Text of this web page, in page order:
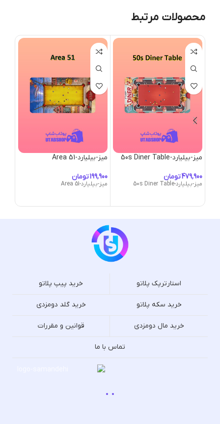
محصولات مرتبط
میز-بیلیارد-50s Diner Table
تومان
میز-بیلیارد-50s Diner Table
میز-بیلیارد-Area 51
تومان
میز-بیلیارد-Area 51
استارترپک پلاتو خرید پیپ پلاتو
خرید سکه پلاتو خرید گلد دومزدی
خرید مال دومزدی قوانین و مقررات
تماس با ما